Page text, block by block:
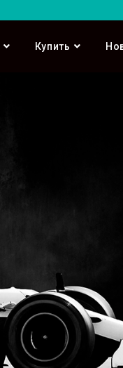
Купить